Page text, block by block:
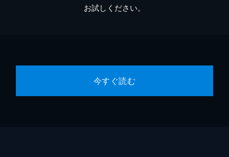
お試しください。
今すぐ読む